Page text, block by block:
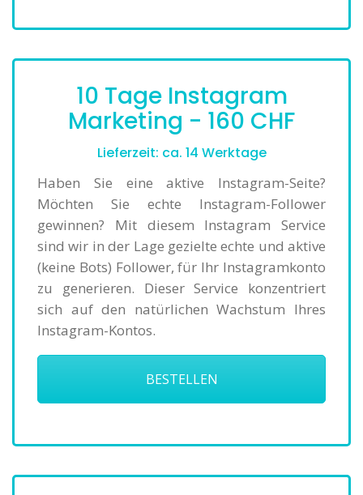
10 Tage Instagram
Marketing - 160 CHF
Lieferzeit: ca. 14 Werktage
Haben Sie eine aktive Instagram-Seite?
Möchten Sie echte Instagram-Follower
gewinnen? Mit diesem Instagram Service
sind wir in der Lage gezielte echte und aktive
(keine Bots) Follower, für Ihr Instagramkonto
zu generieren. Dieser Service konzentriert
sich auf den natürlichen Wachstum Ihres
Instagram-Kontos.
BESTELLEN